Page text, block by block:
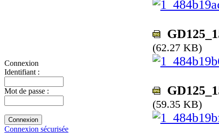
Connexion
Identifiant :
Mot de passe :
Connexion sécurisée
(62.27 KB)
(59.35 KB)